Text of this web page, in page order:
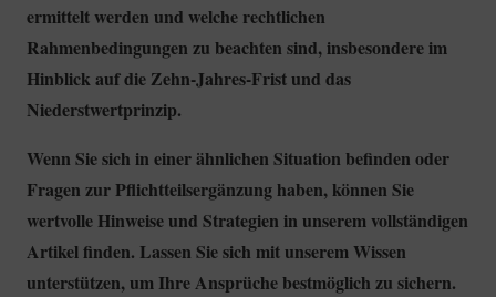
ermittelt werden und welche rechtlichen
Rahmenbedingungen zu beachten sind, insbesondere im
Hinblick auf die Zehn-Jahres-Frist und das
Niederstwertprinzip.
Wenn Sie sich in einer ähnlichen Situation befinden oder
Fragen zur Pflichtteilsergänzung haben, können Sie
wertvolle Hinweise und Strategien in unserem vollständigen
Artikel finden. Lassen Sie sich mit unserem Wissen
unterstützen, um Ihre Ansprüche bestmöglich zu sichern.